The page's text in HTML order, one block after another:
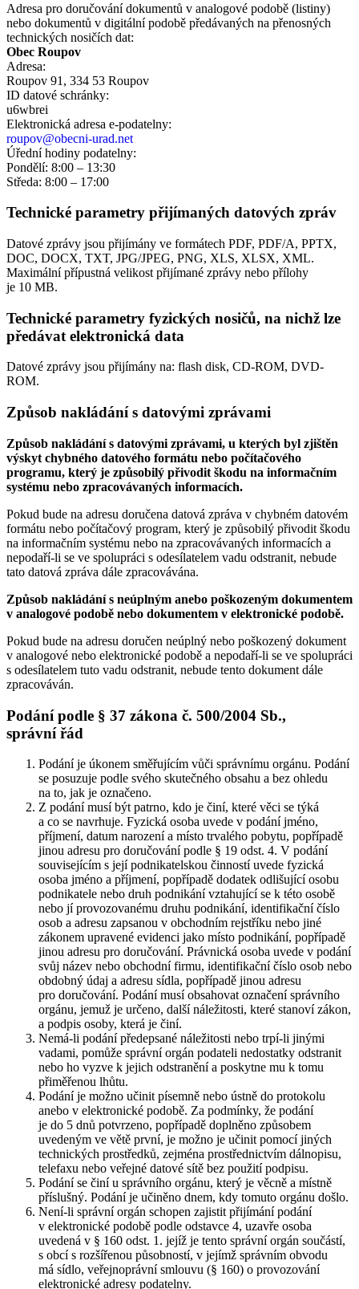
Adresa pro doručování dokumentů v analogové podobě (listiny)
nebo dokumentů v digitální podobě předávaných na přenosných
technických nosičích dat:
Obec Roupov
Adresa:
Roupov 91, 334 53 Roupov
ID datové schránky:
u6wbrei
Elektronická adresa e‑podatelny:
roupov@obecni-urad.net
Úřední hodiny podatelny:
Pondělí: 8:00 – 13:30
Středa: 8:00 – 17:00
Technické parametry přijímaných datových zpráv
Datové zprávy jsou přijímány ve formátech PDF, PDF/A, PPTX,
DOC, DOCX, TXT, JPG/JPEG, PNG, XLS, XLSX, XML.
Maximální přípustná velikost přijímané zprávy nebo přílohy
je 10 MB.
Technické parametry fyzických nosičů, na nichž lze
předávat elektronická data
Datové zprávy jsou přijímány na: flash disk, CD-ROM, DVD-
ROM.
Způsob nakládání s datovými zprávami
Způsob nakládání s datovými zprávami, u kterých byl zjištěn
výskyt chybného datového formátu nebo počítačového
programu, který je způsobilý přivodit škodu na informačním
systému nebo zpracovávaných informacích.
Pokud bude na adresu doručena datová zpráva v chybném datovém
formátu nebo počítačový program, který je způsobilý přivodit škodu
na informačním systému nebo na zpracovávaných informacích a
nepodaří-li se ve spolupráci s odesílatelem vadu odstranit, nebude
tato datová zpráva dále zpracovávána.
Způsob nakládání s neúplným anebo poškozeným dokumentem
v analogové podobě nebo dokumentem v elektronické podobě.
Pokud bude na adresu doručen neúplný nebo poškozený dokument
v analogové nebo elektronické podobě a nepodaří-li se ve spolupráci
s odesílatelem tuto vadu odstranit, nebude tento dokument dále
zpracováván.
Podání podle § 37 zákona č. 500/2004 Sb.,
správní řád
Podání je úkonem směřujícím vůči správnímu orgánu. Podání
se posuzuje podle svého skutečného obsahu a bez ohledu
na to, jak je označeno.
Z podání musí být patrno, kdo je činí, které věci se týká
a co se navrhuje. Fyzická osoba uvede v podání jméno,
příjmení, datum narození a místo trvalého pobytu, popřípadě
jinou adresu pro doručování podle § 19 odst. 4. V podání
souvisejícím s její podnikatelskou činností uvede fyzická
osoba jméno a příjmení, popřípadě dodatek odlišující osobu
podnikatele nebo druh podnikání vztahující se k této osobě
nebo jí provozovanému druhu podnikání, identifikační číslo
osob a adresu zapsanou v obchodním rejstříku nebo jiné
zákonem upravené evidenci jako místo podnikání, popřípadě
jinou adresu pro doručování. Právnická osoba uvede v podání
svůj název nebo obchodní firmu, identifikační číslo osob nebo
obdobný údaj a adresu sídla, popřípadě jinou adresu
pro doručování. Podání musí obsahovat označení správního
orgánu, jemuž je určeno, další náležitosti, které stanoví zákon,
a podpis osoby, která je činí.
Nemá-li podání předepsané náležitosti nebo trpí-li jinými
vadami, pomůže správní orgán podateli nedostatky odstranit
nebo ho vyzve k jejich odstranění a poskytne mu k tomu
přiměřenou lhůtu.
Podání je možno učinit písemně nebo ústně do protokolu
anebo v elektronické podobě. Za podmínky, že podání
je do 5 dnů potvrzeno, popřípadě doplněno způsobem
uvedeným ve větě první, je možno je učinit pomocí jiných
technických prostředků, zejména prostřednictvím dálnopisu,
telefaxu nebo veřejné datové sítě bez použití podpisu.
Podání se činí u správního orgánu, který je věcně a místně
příslušný. Podání je učiněno dnem, kdy tomuto orgánu došlo.
Není-li správní orgán schopen zajistit přijímání podání
v elektronické podobě podle odstavce 4, uzavře osoba
uvedená v § 160 odst. 1. jejíž je tento správní orgán součástí,
s obcí s rozšířenou působností, v jejímž správním obvodu
má sídlo, veřejnoprávní smlouvu (§ 160) o provozování
elektronické adresy podatelny.